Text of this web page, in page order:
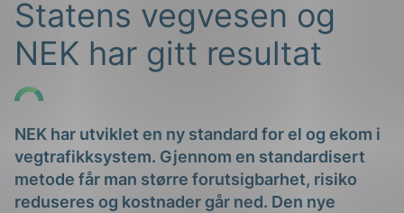
Statens vegvesen og
NEK har gitt resultat
NEK har utviklet en ny standard for el og ekom i
vegtrafikksystem. Gjennom en standardisert
metode får man større forutsigbarhet, risiko
reduseres og kostnader går ned. Den nye